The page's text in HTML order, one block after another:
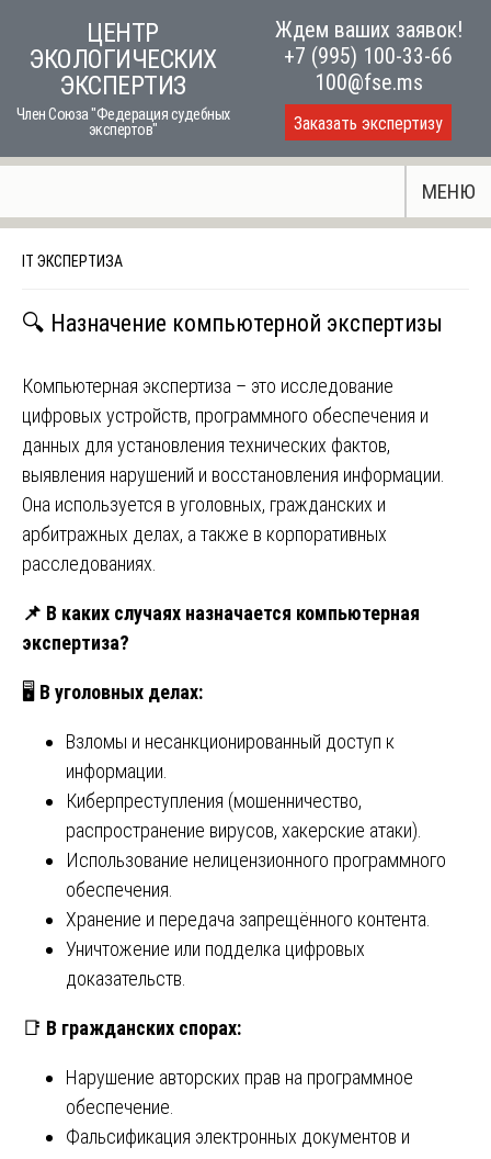
content
ЦЕНТР
ЭКОЛОГИЧЕСКИХ
ЭКСПЕРТИЗ
Член Союза "Федерация судебных
экспертов"
Ждем ваших заявок!
+7 (995) 100-33-66
100@fse.ms
Заказать экспертизу
МЕНЮ
IT ЭКСПЕРТИЗА
🔍 Назначение компьютерной экспертизы
Компьютерная экспертиза – это исследование
цифровых устройств, программного обеспечения и
данных для установления технических фактов,
выявления нарушений и восстановления информации.
Она используется в уголовных, гражданских и
арбитражных делах, а также в корпоративных
расследованиях.
📌 В каких случаях назначается компьютерная
экспертиза?
🖥 В уголовных делах:
Взломы и несанкционированный доступ к
информации.
Киберпреступления (мошенничество,
распространение вирусов, хакерские атаки).
Использование нелицензионного программного
обеспечения.
Хранение и передача запрещённого контента.
Уничтожение или подделка цифровых
доказательств.
📑 В гражданских спорах:
Нарушение авторских прав на программное
обеспечение.
Фальсификация электронных документов и